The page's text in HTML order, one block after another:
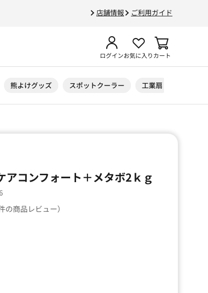
店舗情報 ご利用ガイド
ログインお気に入りカート
熊よけグッズ スポットクーラー 工業扇
アコンフォート＋メタボ2ｋｇ
の商品レビュー）